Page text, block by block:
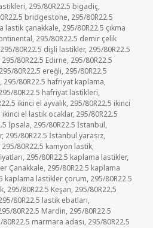
, 295/80R22.5 bigadiç,
bridgestone, 295/80R22.5
lastik çanakkale, 295/80R22.5 çıkma
, 295/80R22.5 demir çelik
295/80R22.5 dişli lastikler, 295/80R22.5
295/80R22.5 Edirne, 295/80R22.5
295/80R22.5 ereğli, 295/80R22.5
, 295/80R22.5 hafriyat kaplama,
80R22.5 hafriyat lastikleri,
ikinci el ayvalık, 295/80R22.5 ikinci
ikinci el lastik ocaklar, 295/80R22.5
İpsala, 295/80R22.5 İstanbul,
, 295/80R22.5 İstanbul yarasız,
295/80R22.5 kamyon lastik,
, 295/80R22.5 kaplama lastikler,
Çanakkale, 295/80R22.5 kaplama
kaplama lastikler çorum, 295/80R22.5
, 295/80R22.5 Keşan, 295/80R22.5
80R22.5 lastik ebatları,
80R22.5 Mardin, 295/80R22.5
80R22.5 marmara adası, 295/80R22.5